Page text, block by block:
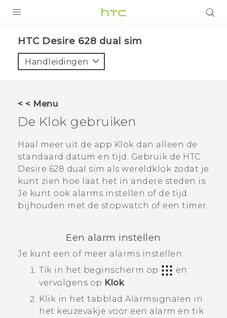
VIVE
HTC Club
SUPPORT
HTC-apparaten & -accessoires
VIVERSE
Aanmelden
HTC Desire 628 dual sim‎
Handleidingen
< < Menu
De Klok gebruiken
Haal meer uit de app Klok dan alleen de
standaard datum en tijd. Gebruik de HTC
Desire 628 dual sim als wereldklok zodat je
kunt zien hoe laat het in andere steden is.
Je kunt ook alarms instellen of de tijd
bijhouden met de stopwatch of een timer.
Een alarm instellen
Je kunt een of meer alarms instellen.
Tik in het beginscherm op
en
vervolgens op Klok.
Klik in het tabblad Alarmsignalen in
het keuzevakje voor een alarm en tik